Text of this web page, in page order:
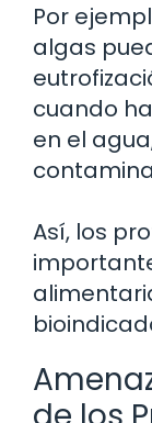
Por
algas
cuando
en el
Así, los